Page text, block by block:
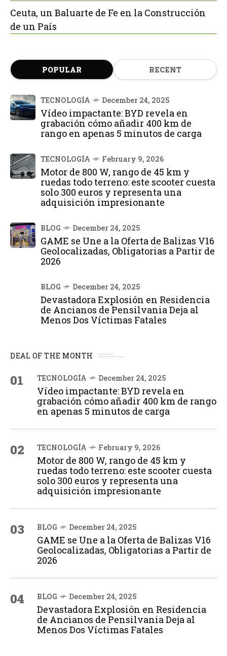
Ceuta, un Baluarte de Fe en la Construcción
de un País
POPULAR RECENT
TECNOLOGÍA December 24, 2025
Vídeo impactante: BYD revela en
grabación cómo añadir 400 km de
rango en apenas 5 minutos de carga
TECNOLOGÍA February 9, 2026
Motor de 800 W, rango de 45 km y
ruedas todo terreno: este scooter cuesta
solo 300 euros y representa una
adquisición impresionante
BLOG December 24, 2025
GAME se Une a la Oferta de Balizas V16
Geolocalizadas, Obligatorias a Partir de
2026
BLOG December 24, 2025
Devastadora Explosión en Residencia
de Ancianos de Pensilvania Deja al
Menos Dos Víctimas Fatales
DEAL OF THE MONTH
01 TECNOLOGÍA December 24, 2025
Vídeo impactante: BYD revela en
grabación cómo añadir 400 km de rango
en apenas 5 minutos de carga
02 TECNOLOGÍA February 9, 2026
Motor de 800 W, rango de 45 km y
ruedas todo terreno: este scooter cuesta
solo 300 euros y representa una
adquisición impresionante
03 BLOG December 24, 2025
GAME se Une a la Oferta de Balizas V16
Geolocalizadas, Obligatorias a Partir de
2026
04 BLOG December 24, 2025
Devastadora Explosión en Residencia
de Ancianos de Pensilvania Deja al
Menos Dos Víctimas Fatales